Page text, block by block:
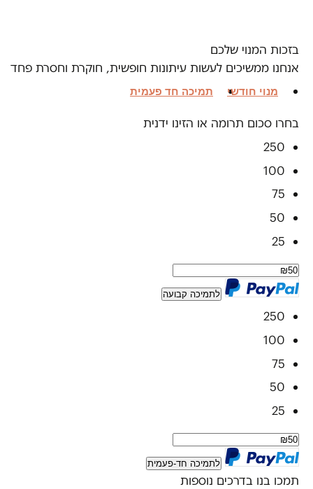
בזכות המנוי שלכם
אנחנו ממשיכים לעשות עיתונות חופשית, חוקרת וחסרת פחד
מנוי חודשי תמיכה חד פעמית
בחרו סכום תרומה או הזינו ידנית
250
100
75
50
25
לתמיכה קבועה
250
100
75
50
25
לתמיכה חד-פעמית
תמכו בנו בדרכים נוספות